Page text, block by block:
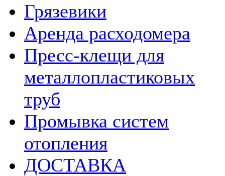
Грязевики
Аренда расходомера
Пресс-клещи для
металлопластиковых
труб
Промывка систем
отопления
ДОСТАВКА